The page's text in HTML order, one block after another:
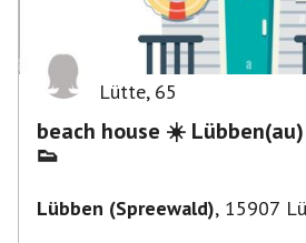
Lütte, 65
beach house ☀️
👟
Lübben (Spreewald), 15907